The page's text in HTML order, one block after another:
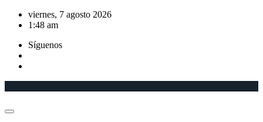
Saltar
viernes, 7 agosto 2026
1:48 am
Síguenos